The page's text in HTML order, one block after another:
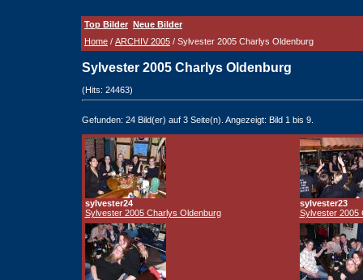
Top Bilder Neue Bilder
Home / ARCHIV 2005 / Sylvester 2005 Charlys Oldenburg
Sylvester 2005 Charlys Oldenburg
(Hits: 24463)
Gefunden: 24 Bild(er) auf 3 Seite(n). Angezeigt: Bild 1 bis 9.
sylvester24
Sylvester 2005 Charlys Oldenburg
sylvester23
Sylvester 2005